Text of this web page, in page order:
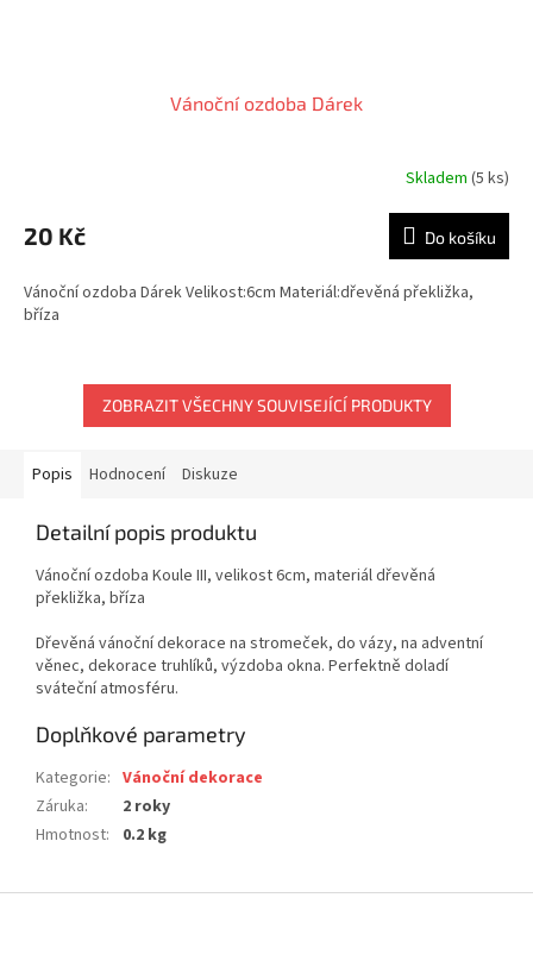
Vánoční ozdoba Dárek
Skladem (5 ks)
20 Kč Do košíku
Vánoční ozdoba Dárek Velikost:6cm Materiál:dřevěná překližka,
bříza
ZOBRAZIT VŠECHNY SOUVISEJÍCÍ PRODUKTY
Popis Hodnocení Diskuze
Detailní popis produktu
Vánoční ozdoba Koule III, velikost 6cm, materiál dřevěná
překližka, bříza
Dřevěná vánoční dekorace na stromeček, do vázy, na adventní
věnec, dekorace truhlíků, výzdoba okna. Perfektně doladí
sváteční atmosféru.
Doplňkové parametry
Kategorie: Vánoční dekorace
Záruka:
2 roky
Hmotnost: 0.2 kg